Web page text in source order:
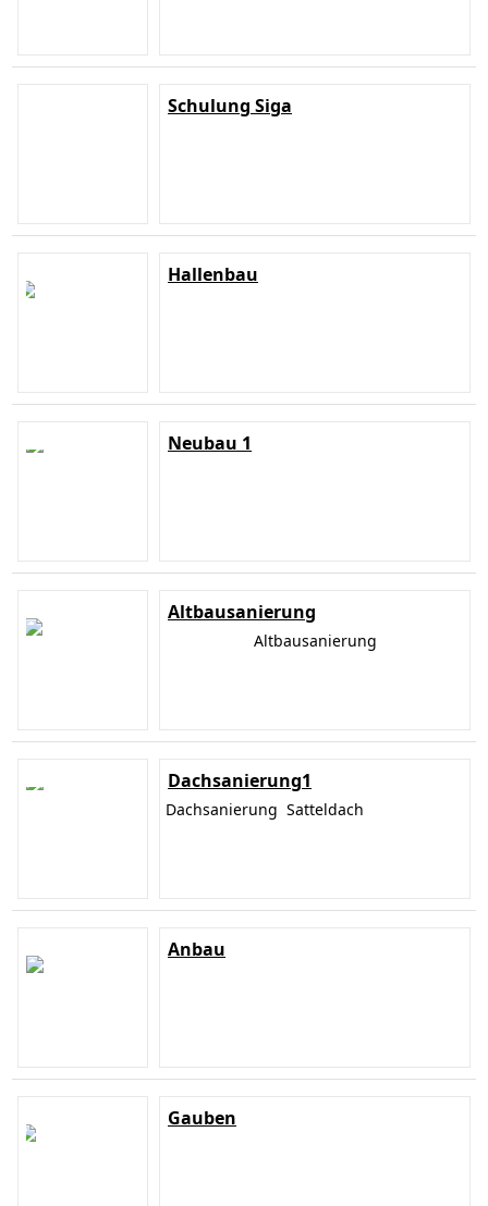
Schulung Siga
Hallenbau
Neubau 1
Altbausanierung
Altbausanierung
Dachsanierung1
Dachsanierung Satteldach
Anbau
Gauben